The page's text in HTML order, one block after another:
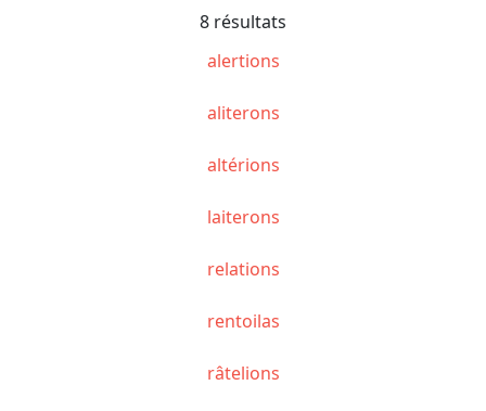
8 résultats
alertions
aliterons
altérions
laiterons
relations
rentoilas
râtelions